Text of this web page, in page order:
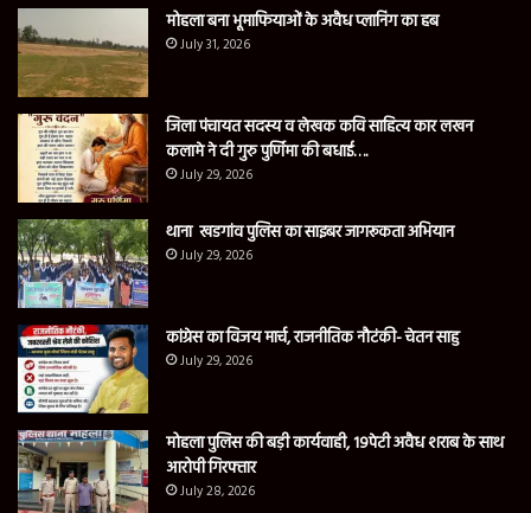
मोहला बना भूमाफियाओं के अवैध प्लानिंग का हब
July 31, 2026
जिला पंचायत सदस्य व लेखक कवि साहित्य कार लखन
कलामे ने दी गुरु पुर्णिमा की बधाई….
July 29, 2026
थाना खडगांव पुलिस का साइबर जागरूकता अभियान
July 29, 2026
कांग्रेस का विजय मार्च, राजनीतिक नौटंकी- चेतन साहु
July 29, 2026
मोहला पुलिस की बड़ी कार्यवाही, 19पेटी अवैध शराब के साथ
आरोपी गिरफ्तार
July 28, 2026